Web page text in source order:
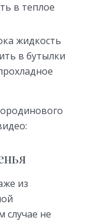
в теплое
жидкость
в бутылки
из
случае не